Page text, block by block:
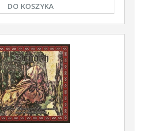
DO KOSZYKA